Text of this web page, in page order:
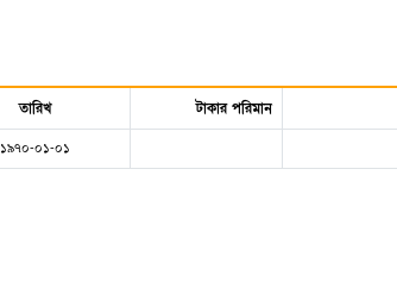
তারিখ টাকার পরিমান
১৯৭০-০১-০১